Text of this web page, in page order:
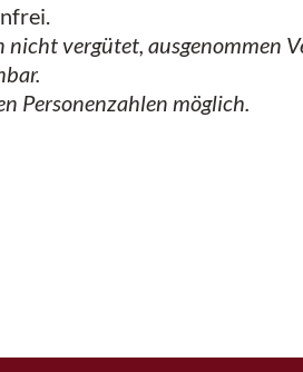
vergütet, ausgenommen
Personenzahlen möglich.